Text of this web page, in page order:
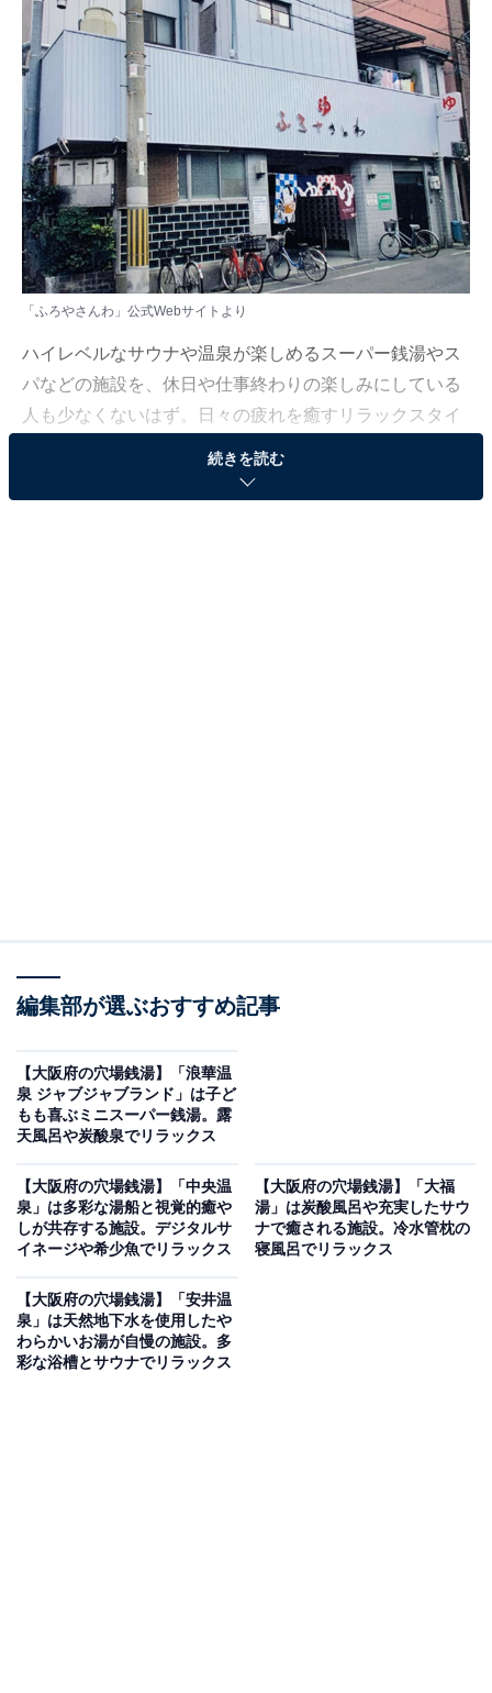
「ふろやさんわ」公式Webサイトより
ハイレベルなサウナや温泉が楽しめるスーパー銭湯やス
パなどの施設を、休日や仕事終わりの楽しみにしている
人も少なくないはず。日々の疲れを癒すリラックスタイ
ムは、何物にも代えがたい時間ですよね。しかし、近年
では高い人気をほこる施設も多く、どこに行けばよいか
「All About ニュース」は、ネットの話題から世の中の動きまで、暮
らしの中にあふれる「なぜ？」「どうして？」を分かりやすく伝え
報やSNSで話題のトピックスを紹介しています。
※本記事で紹介している商品の購入やサービスの利用により、売上の一部が
オールアバウトに還元されることがあります。
がらの地域密着型銭湯
大阪市西成区天下茶屋に位置する昔ながらの銭湯。電気
るい湯と豊富な浴槽が揃っています。朝6時からの朝風
呂営業もあり、早朝から地元の方々に親しまれていま
す。コインランドリーも併設しており、洗濯と入浴をま
続きを読む
編集部が選ぶおすすめ記事
【大阪府の穴場銭湯】「浪華温
泉 ジャブジャブランド」は子ど
もも喜ぶミニスーパー銭湯。露
天風呂や炭酸泉でリラックス
【大阪府の穴場銭湯】「中央温
泉」は多彩な湯船と視覚的癒や
しが共存する施設。デジタルサ
イネージや希少魚でリラックス
【大阪府の穴場銭湯】「大福
湯」は炭酸風呂や充実したサウ
ナで癒される施設。冷水管枕の
寝風呂でリラックス
【大阪府の穴場銭湯】「安井温
泉」は天然地下水を使用したや
わらかいお湯が自慢の施設。多
彩な浴槽とサウナでリラックス